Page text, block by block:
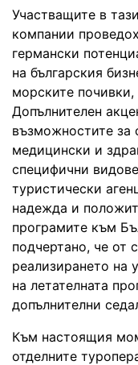
Участващите в
компании
германски
на българския
морските
Допълнителен
възможностите за
медицински и
специфични
туристически
надежда и
програмите към
подчертано, че от
реализирането на
на летателната
допълнителни
Към настоящия
отделните